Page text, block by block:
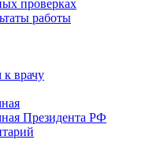
проверках
работы
к врачу
Президента РФ